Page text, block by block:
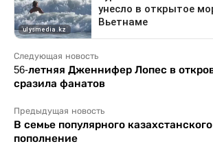
Следующая новость
56-летняя Дженнифер Лопес в
сразила фанатов
Предыдущая новость
В семье популярного
пополнение